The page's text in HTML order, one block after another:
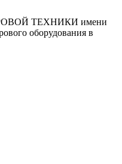
ТЕХНИКИ имени
оборудования в